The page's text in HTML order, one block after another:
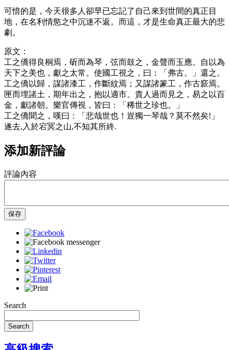
可惜的是，今天很多人卻早已忘記了自己來到世間的真正目
地，在名利情慾之中沉迷不返。而這，才是生命真正最大的悲
劇。
原文：
工之僑得良桐焉，斫而為琴，弦而鼓之，金聲而玉應。自以為
天下之美也，獻之太常。使國工視之，曰：「弗古。」還之。
工之僑以歸，謀諸漆工，作斷紋焉；又謀諸篆工，作古窾焉。
匣而埋諸土，期年出之，抱以適市。貴人過而見之，易之以百
金，獻諸朝。樂官傳視，皆曰：「稀世之珍也。」
工之僑聞之，嘆曰：「悲哉世也！豈獨一琴哉？莫不然矣!」
遂去,入於宕冥之山,不知其所終.
添加新評論
評論內容
保存
Search
Search